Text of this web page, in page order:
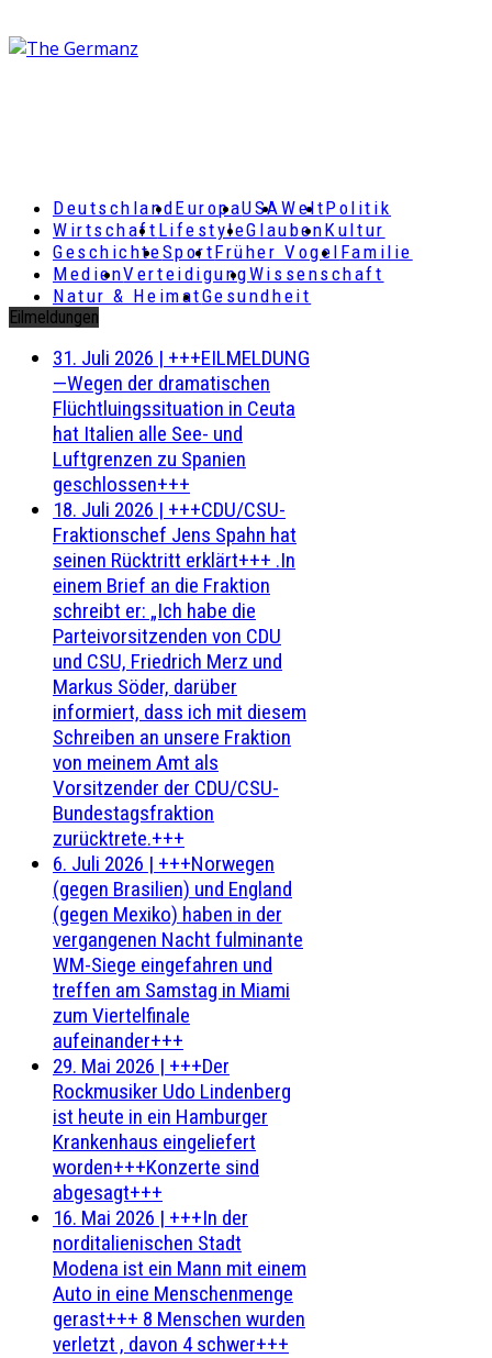
DeutschlandEuropaUSAWeltPolitik
Wirtschaft LifestyleGlaubenKultur
GeschichteSportFrüher Vogel Familie
MedienVerteidigungWissenschaft
Natur & HeimatGesundheit
Eilmeldungen
31. Juli 2026 | +++EILMELDUNG
—Wegen der dramatischen
Flüchtluingssituation in Ceuta
hat Italien alle See- und
Luftgrenzen zu Spanien
geschlossen+++
18. Juli 2026 | +++CDU/CSU-
Fraktionschef Jens Spahn hat
seinen Rücktritt erklärt+++ .In
einem Brief an die Fraktion
schreibt er: „Ich habe die
Parteivorsitzenden von CDU
und CSU, Friedrich Merz und
Markus Söder, darüber
informiert, dass ich mit diesem
Schreiben an unsere Fraktion
von meinem Amt als
Vorsitzender der CDU/CSU-
Bundestagsfraktion
zurücktrete.+++
6. Juli 2026 | +++Norwegen
(gegen Brasilien) und England
(gegen Mexiko) haben in der
vergangenen Nacht fulminante
WM-Siege eingefahren und
treffen am Samstag in Miami
zum Viertelfinale
aufeinander+++
29. Mai 2026 | +++Der
Rockmusiker Udo Lindenberg
ist heute in ein Hamburger
Krankenhaus eingeliefert
worden+++Konzerte sind
abgesagt+++
16. Mai 2026 | +++In der
norditalienischen Stadt
Modena ist ein Mann mit einem
Auto in eine Menschenmenge
gerast+++ 8 Menschen wurden
verletzt , davon 4 schwer+++